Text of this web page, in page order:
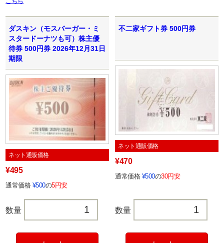
ダスキン（モスバーガー・ミ
スタードーナツも可）株主優
待券 500円券 2026年12月31日
期限
ネット通販価格
¥495
通常価格 ¥500の5円安
数量
不二家ギフト券 500円券
ネット通販価格
¥470
通常価格 ¥500の30円安
数量